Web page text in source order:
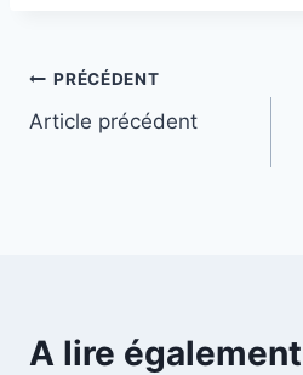
Navigation
de
PRÉCÉDENT
Article précédent
A lire également